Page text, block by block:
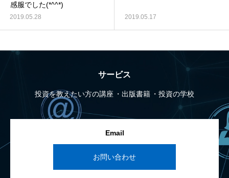
感服でした(*^^*)
2019.05.28 2019.05.17
サービス
投資を教えたい方の講座 出版書籍 投資の学校
Email
お問い合わせ